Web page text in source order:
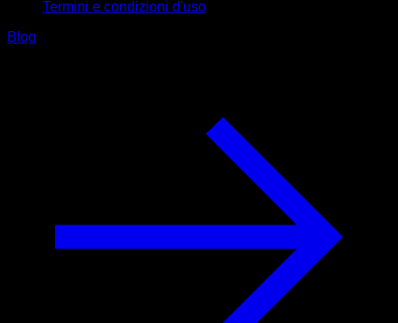
Termini e condizioni d'uso
Blog